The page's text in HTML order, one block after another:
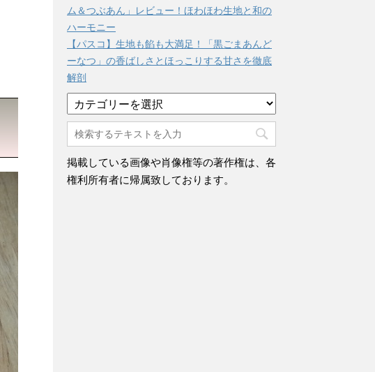
ム＆つぶあん」レビュー！ほわほわ生地と和の
ハーモニー
【パスコ】生地も餡も大満足！「黒ごまあんど
ーなつ」の香ばしさとほっこりする甘さを徹底
解剖
テ
ゴ
リ
ー
掲載している画像や肖像権等の著作権は、各
権利所有者に帰属致しております。